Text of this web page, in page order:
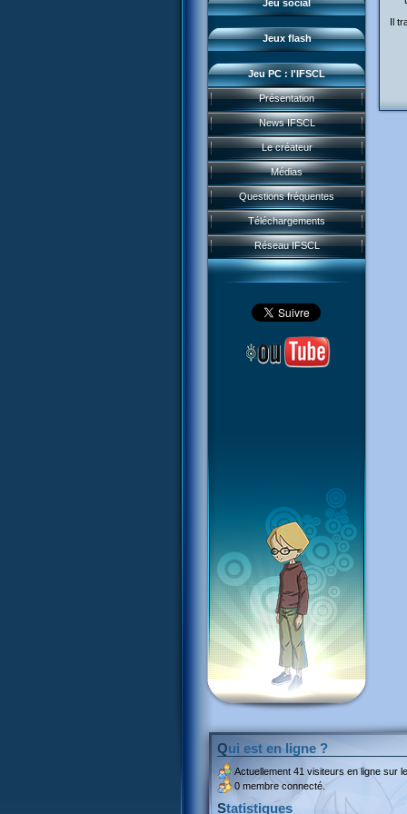
Jeu social
Jeux flash
Sector 2 Escape
Jeu PC : l'IFSCL
Présentation
News IFSCL
Le créateur
Médias
Questions fréquentes
Téléchargements
Réseau IFSCL
Il
Qui est en ligne ?
Actuellement 41 visiteurs en ligne sur
0 membre connecté.
Statistiques